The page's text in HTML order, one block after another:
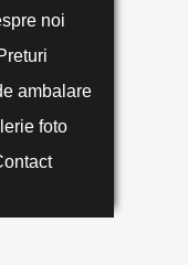
noi
ambalare
foto